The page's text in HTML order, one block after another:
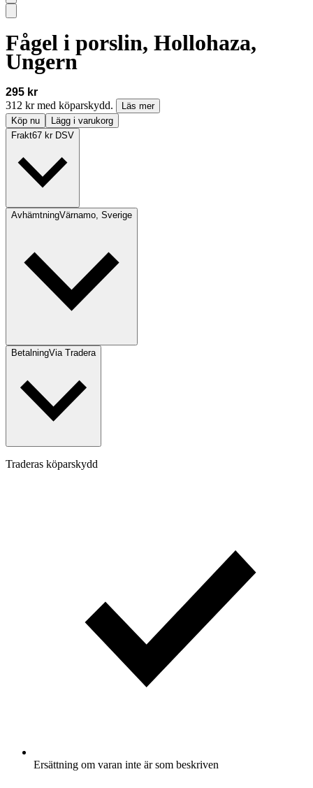
Fågel i porslin, Hollohaza,
Ungern
295 kr
312 kr med köparskydd.
Läs mer
Köp nu
Lägg i varukorg
Frakt67 kr DSV
AvhämtningVärnamo, Sverige
BetalningVia Tradera
Traderas köparskydd
Ersättning om varan inte är som beskriven